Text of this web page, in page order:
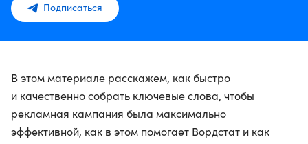
Подписаться
В этом материале расскажем, как быстро
и качественно собрать ключевые слова, чтобы
рекламная кампания была максимально
эффективной, как в этом помогает Вордстат и как